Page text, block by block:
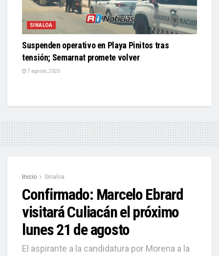
SINALOA
Suspenden operativo en Playa Pinitos tras
tensión; Semarnat promete volver
7 agosto, 2026
Inicio Sinaloa
Confirmado: Marcelo Ebrard
visitará Culiacán el próximo
lunes 21 de agosto
El aspirante a la candidatura por Morena a la